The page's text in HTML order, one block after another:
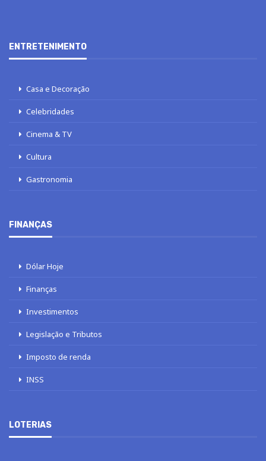
ENTRETENIMENTO
Casa e Decoração
Celebridades
Cinema & TV
Cultura
Gastronomia
FINANÇAS
Dólar Hoje
Finanças
Investimentos
Legislação e Tributos
Imposto de renda
INSS
LOTERIAS